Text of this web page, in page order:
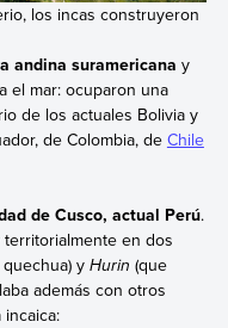
los incas construyeron
andina suramericana y
el mar: ocuparon una
de los actuales Bolivia y
de Colombia, de Chile
de Cusco, actual Perú.
en dos
y Hurin (que
además con otros